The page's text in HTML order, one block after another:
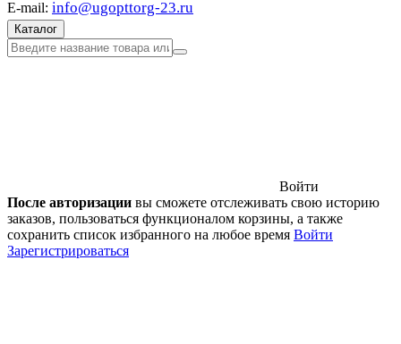
E-mail: info@ugopttorg-23.ru
Каталог
Войти
После авторизации вы сможете отслеживать свою историю
заказов, пользоваться функционалом корзины, а также
сохранить список избранного на любое время Войти
Зарегистрироваться